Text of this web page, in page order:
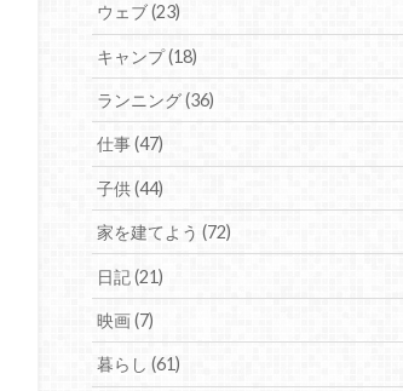
ウェブ(23)
キャンプ(18)
ランニング(36)
仕事(47)
子供(44)
家を建てよう(72)
日記(21)
映画(7)
暮らし(61)